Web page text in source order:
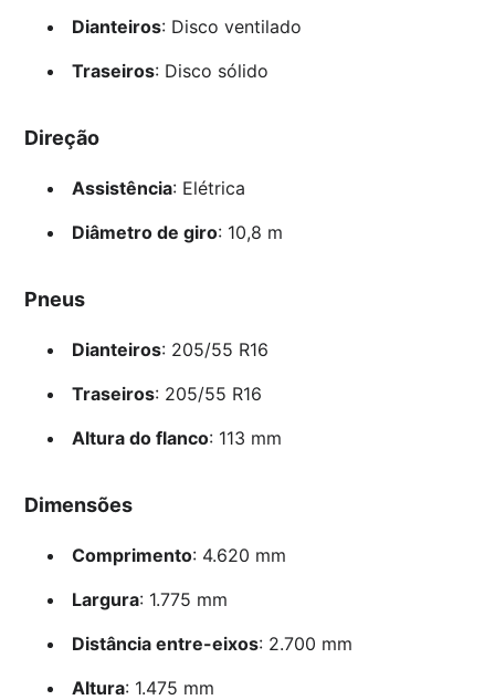
Dianteiros: Disco ventilado
Traseiros: Disco sólido
Direção
Assistência: Elétrica
Diâmetro de giro: 10,8 m
Pneus
Dianteiros: 205/55 R16
Traseiros: 205/55 R16
Altura do flanco: 113 mm
Dimensões
Comprimento: 4.620 mm
Largura: 1.775 mm
Distância entre-eixos: 2.700 mm
Altura: 1.475 mm